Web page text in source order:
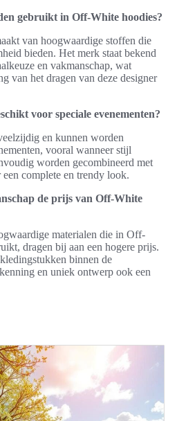
gebruikt in Off-White hoodies?
van hoogwaardige stoffen die
bieden. Het merk staat bekend
en vakmanschap, wat
van het dragen van deze designer
voor speciale evenementen?
en kunnen worden
vooral wanneer stijl
worden gecombineerd met
complete en trendy look.
de prijs van Off-White
materialen die in Off-
dragen bij aan een hogere prijs.
binnen de
en uniek ontwerp ook een